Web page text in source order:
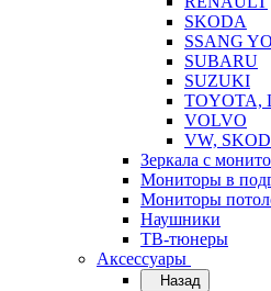
SKODA
SSANG
SUBARU
SUZUKI
TOYOTA,
VOLVO
VW,
Зеркала с
Мониторы в
Мониторы
Наушники
ТВ-тюнеры
Аксессуары
Назад